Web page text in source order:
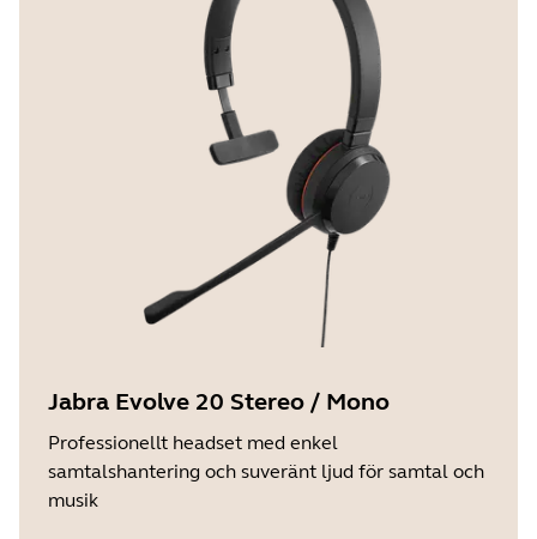
Jabra Evolve 20 Stereo / Mono
Professionellt headset med enkel
samtalshantering och suveränt ljud för samtal och
musik